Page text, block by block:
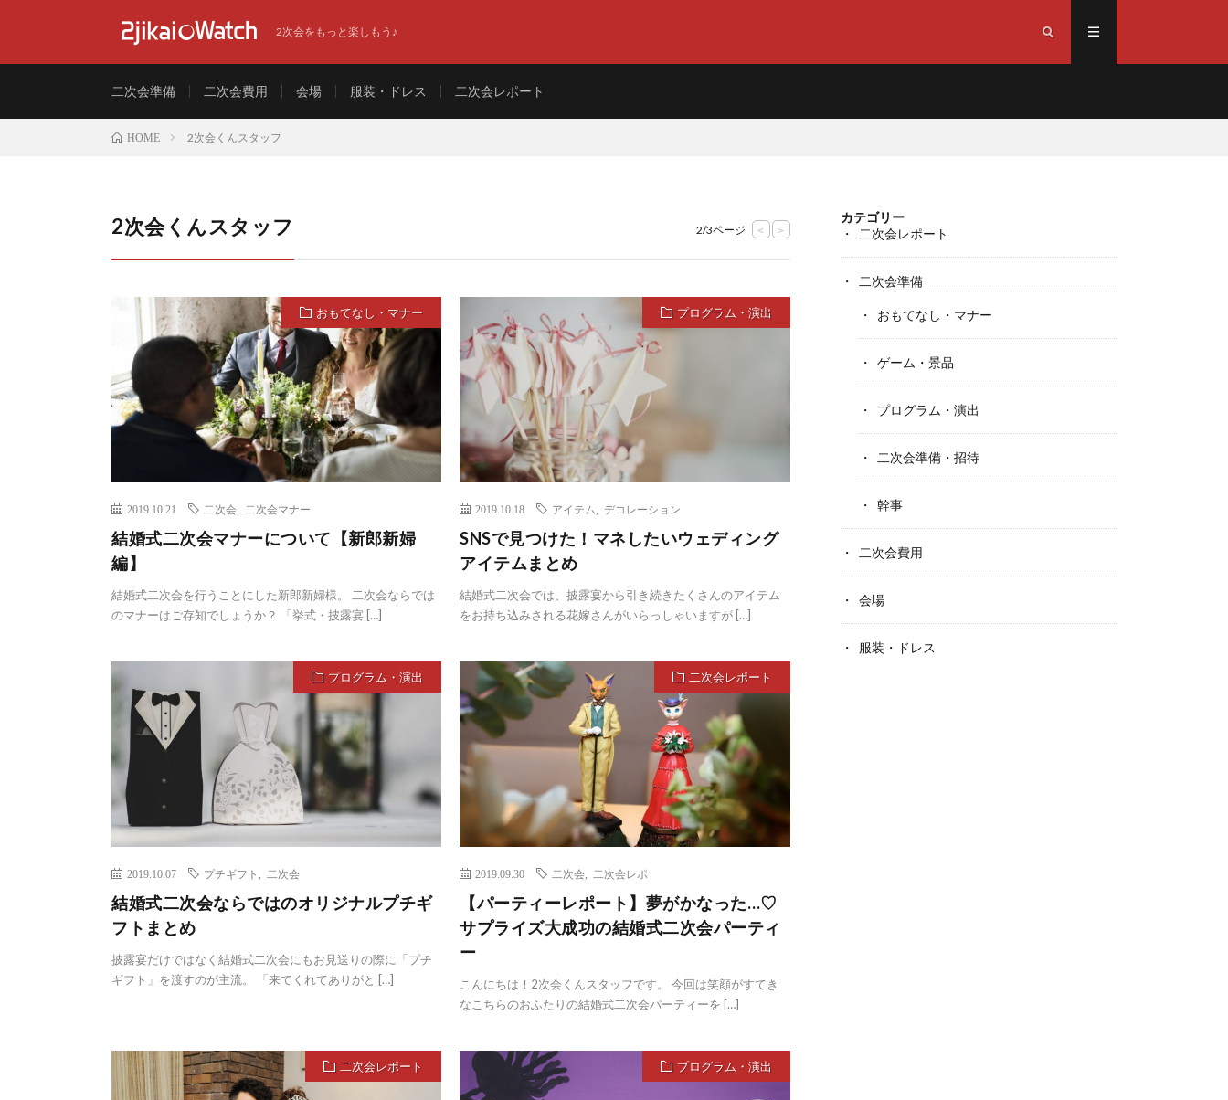
2次会をもっと楽しもう♪
二次会準備 二次会費用 会場 服装・ドレス 二次会レポート
HOME 2次会くんスタッフ
2次会くんスタッフ 2/3ページ < >
おもてなし・マナー
2019.10.21 二次会 二次会マナー
結婚式二次会マナーについて【新郎新婦
編】
結婚式二次会を行うことにした新郎新婦様。 二次会ならでは
のマナーはご存知でしょうか？ 「挙式・披露宴 […]
プログラム・演出
2019.10.18 アイテム ,デコレーション
SNSで見つけた！マネしたいウェディング
アイテムまとめ
結婚式二次会では、披露宴から引き続きたくさんのアイテム
をお持ち込みされる花嫁さんがいらっしゃいますが […]
プログラム・演出
2019.10.07 プチギフト 二次会
結婚式二次会ならではのオリジナルプチギ
フトまとめ
披露宴だけではなく結婚式二次会にもお見送りの際に「プチ
ギフト」を渡すのが主流。 「来てくれてありがと […]
二次会レポート
2019.09.30 二次会 二次会レポ
【パーティーレポート】夢がかなった…♡
サプライズ大成功の結婚式二次会パーティ
ー
こんにちは！2次会くんスタッフです。 今回は笑顔がすてき
なこちらのおふたりの結婚式二次会パーティーを […]
二次会レポート プログラム・演出
カテゴリー
二次会レポート
二次会準備
おもてなし・マナー
ゲーム・景品
プログラム・演出
二次会準備・招待
幹事
二次会費用
会場
服装・ドレス